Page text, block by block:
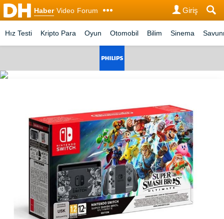
Haber Video Forum Giriş
Hız Testi Kripto Para Oyun Otomobil Bilim Sinema